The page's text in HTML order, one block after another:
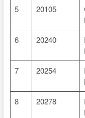
5 20105
6 20240
7 20254
8 20278